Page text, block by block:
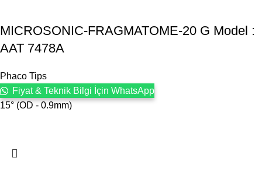
MICROSONIC-FRAGMATOME-20 G Model :
AAT 7478A
Phaco Tips
Fiyat & Teknik Bilgi İçin WhatsApp
15° (OD - 0.9mm)